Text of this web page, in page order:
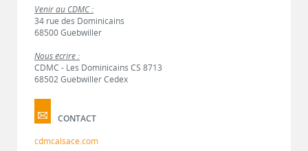
Venir au CDMC :
34 rue des Dominicains
68500 Guebwiller
Nous écrire :
CDMC - Les Dominicains CS 8713
68502 Guebwiller Cedex
CONTACT
cdmcalsace.com